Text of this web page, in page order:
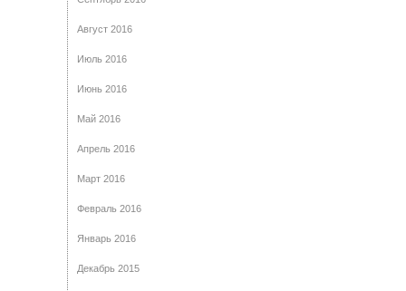
Август 2016
Июль 2016
Июнь 2016
Май 2016
Апрель 2016
Март 2016
Февраль 2016
Январь 2016
Декабрь 2015